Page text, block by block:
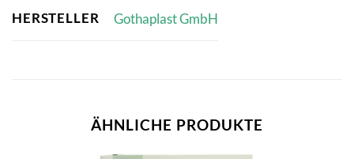
HERSTELLER Gothaplast GmbH
ÄHNLICHE PRODUKTE